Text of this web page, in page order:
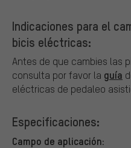
Indicaciones para el
bicis eléctricas:
Antes de que cambies las
consulta por favor la guía
eléctricas de pedaleo
Especificaciones:
Campo de aplicación: